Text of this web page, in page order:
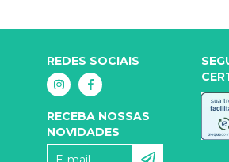
REDES SOCIAIS
RECEBA NOSSAS
NOVIDADES